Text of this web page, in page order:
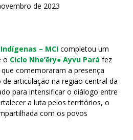
de 2023
– MCIcompletou um
o Ciclo Nhe’ẽry● Ayvu Pará fez
comemoraram a presença
articulação na região central da
para intensificar o diálogo entre
a luta pelos territórios, o
com os povos